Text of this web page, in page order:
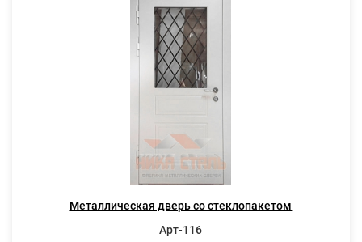
Металлическая дверь со стеклопакетом
Арт-116